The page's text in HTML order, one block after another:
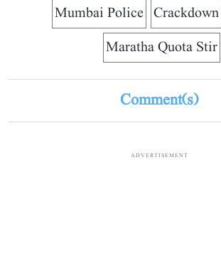
Crackdown
Mumbai Police
Maratha Quota Stir
Comment(s)
ADVERTISEMENT